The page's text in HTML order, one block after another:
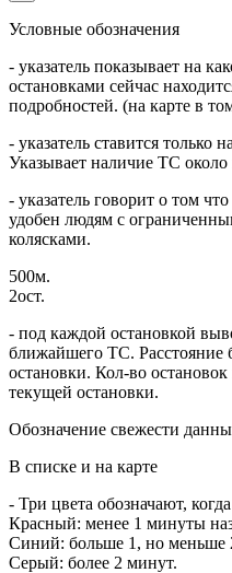
Условные обозначения
- указатель показывает на
остановками сейчас
подробностей. (на карте в
- указатель ставится только
Указывает наличие ТС
- указатель говорит о том
удобен людям с
колясками.
500м.
2ост.
- под каждой остановкой
ближайшего ТС. Расстояние
остановки. Кол-во
текущей остановки.
Обозначение свежести
В списке и на карте
- Три цвета обозначают,
Красный: менее 1 минуты
Синий: больше 1, но меньше
Серый: более 2 минут.